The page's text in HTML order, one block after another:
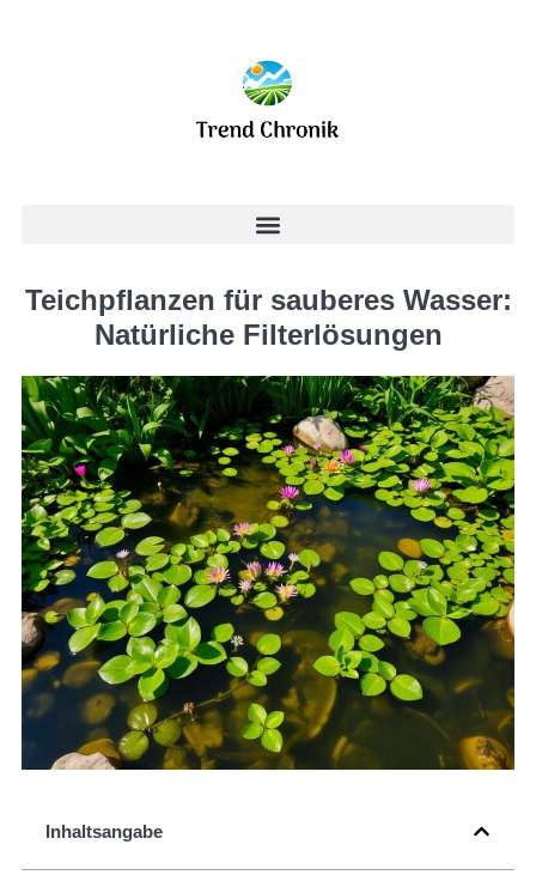
Teichpflanzen für sauberes Wasser:
Natürliche Filterlösungen
Inhaltsangabe